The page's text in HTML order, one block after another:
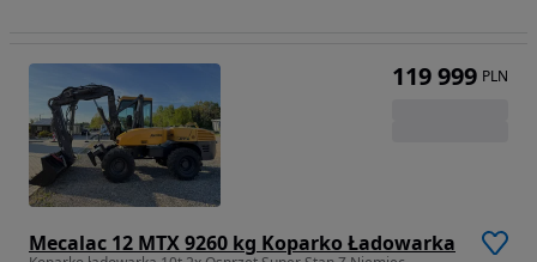
Mecalac 12 MTX 9260 kg Koparko Ładowarka
119 999 PLN